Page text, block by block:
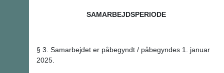
SAMARBEJDSPERIODE
§ 3. Samarbejdet er påbegyndt / påbegyndes 1. januar
2025.